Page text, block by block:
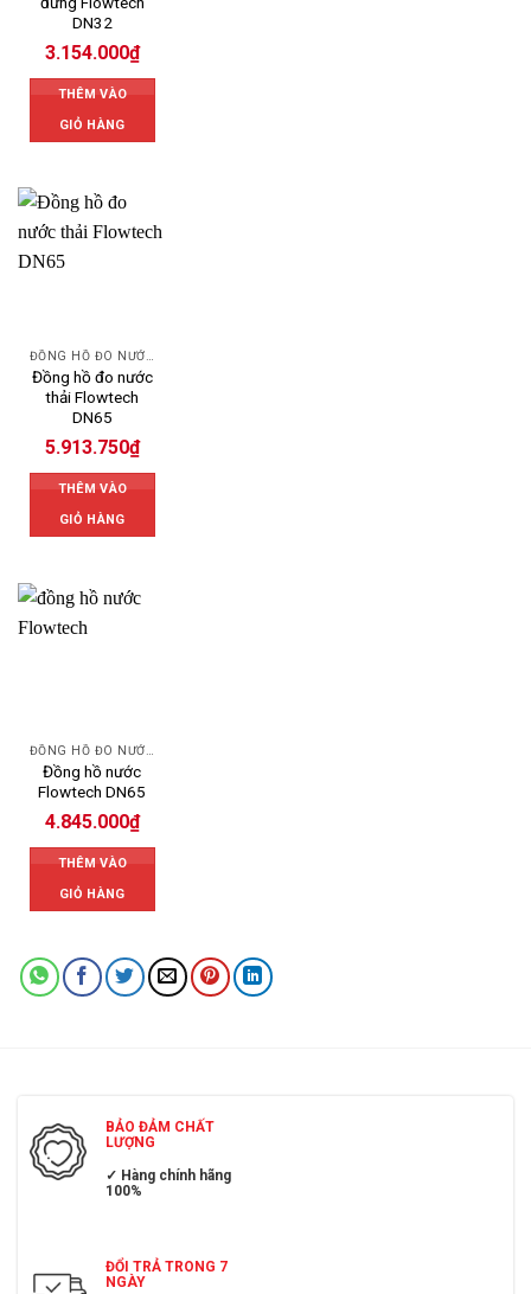
DN32
3.154.000₫
THÊM VÀO
GIỎ HÀNG
ĐỒNG HỒ ĐO NƯỚC FLOWTECH
Đồng hồ đo nước
thải Flowtech
DN65
5.913.750₫
THÊM VÀO
GIỎ HÀNG
ĐỒNG HỒ ĐO NƯỚC FLOWTECH
Đồng hồ nước
Flowtech DN65
4.845.000₫
THÊM VÀO
GIỎ HÀNG
BẢO ĐẢM CHẤT
LƯỢNG
✓ Hàng chính hãng
100%
ĐỔI TRẢ TRONG 7
NGÀY